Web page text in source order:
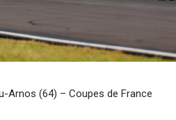
Arnos (64) – Coupes de France